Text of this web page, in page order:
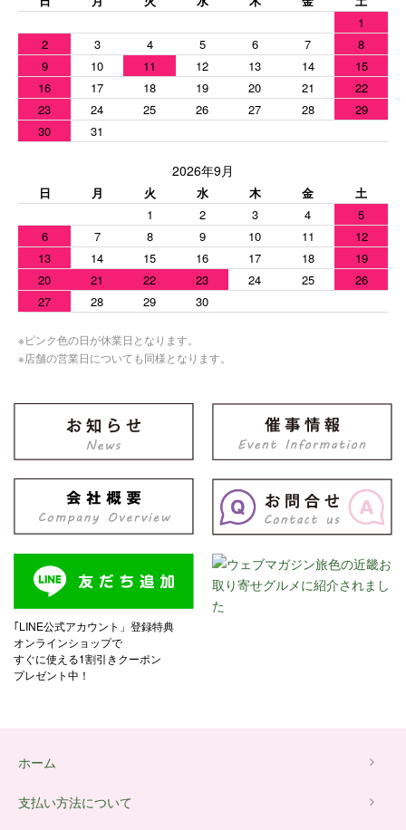
1
2
3 4 5 6 7
8
9
10 11 12 13 14
15
16
17 18 19 20 21
22
23
24 25 26 27 28
29
30
31
2026年9月
日 月 火 水 木 金
土
1
2 3 4
5
6
7 8 9 10 11
12
13
14 15 16 17 18
19
20
21 22 23 24 25
26
27
28 29 30
※ピンク色の日が休業日となります。
※店舗の営業日についても同様となります。
｢LINE公式アカウント」登録特典
オンラインショップで
すぐに使える1割引きクーポン
プレゼント中！
ホーム
支払い方法について